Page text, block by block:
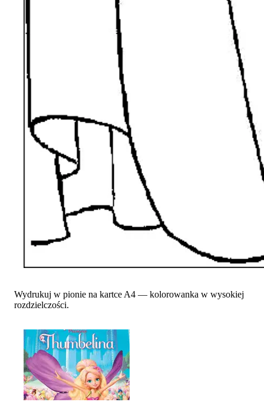
Wydrukuj w pionie na kartce A4 — kolorowanka w wysokiej
rozdzielczości.